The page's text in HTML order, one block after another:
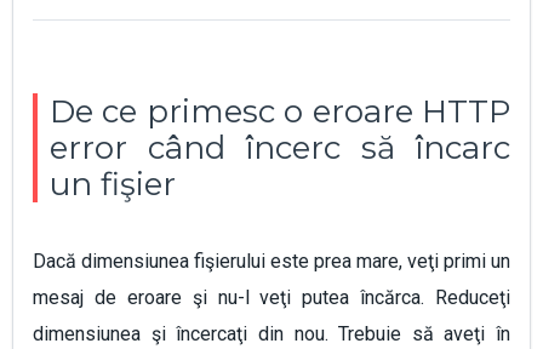
De ce primesc o eroare HTTP
error când încerc să încarc
un fişier
Dacă dimensiunea fişierului este prea mare, veţi primi un
mesaj de eroare şi nu-l veţi putea încărca. Reduceţi
dimensiunea şi încercaţi din nou. Trebuie să aveţi în